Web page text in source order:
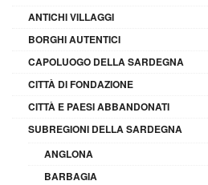
ANTICHI VILLAGGI
BORGHI AUTENTICI
CAPOLUOGO DELLA SARDEGNA
CITTÀ DI FONDAZIONE
CITTÀ E PAESI ABBANDONATI
SUBREGIONI DELLA SARDEGNA
ANGLONA
BARBAGIA